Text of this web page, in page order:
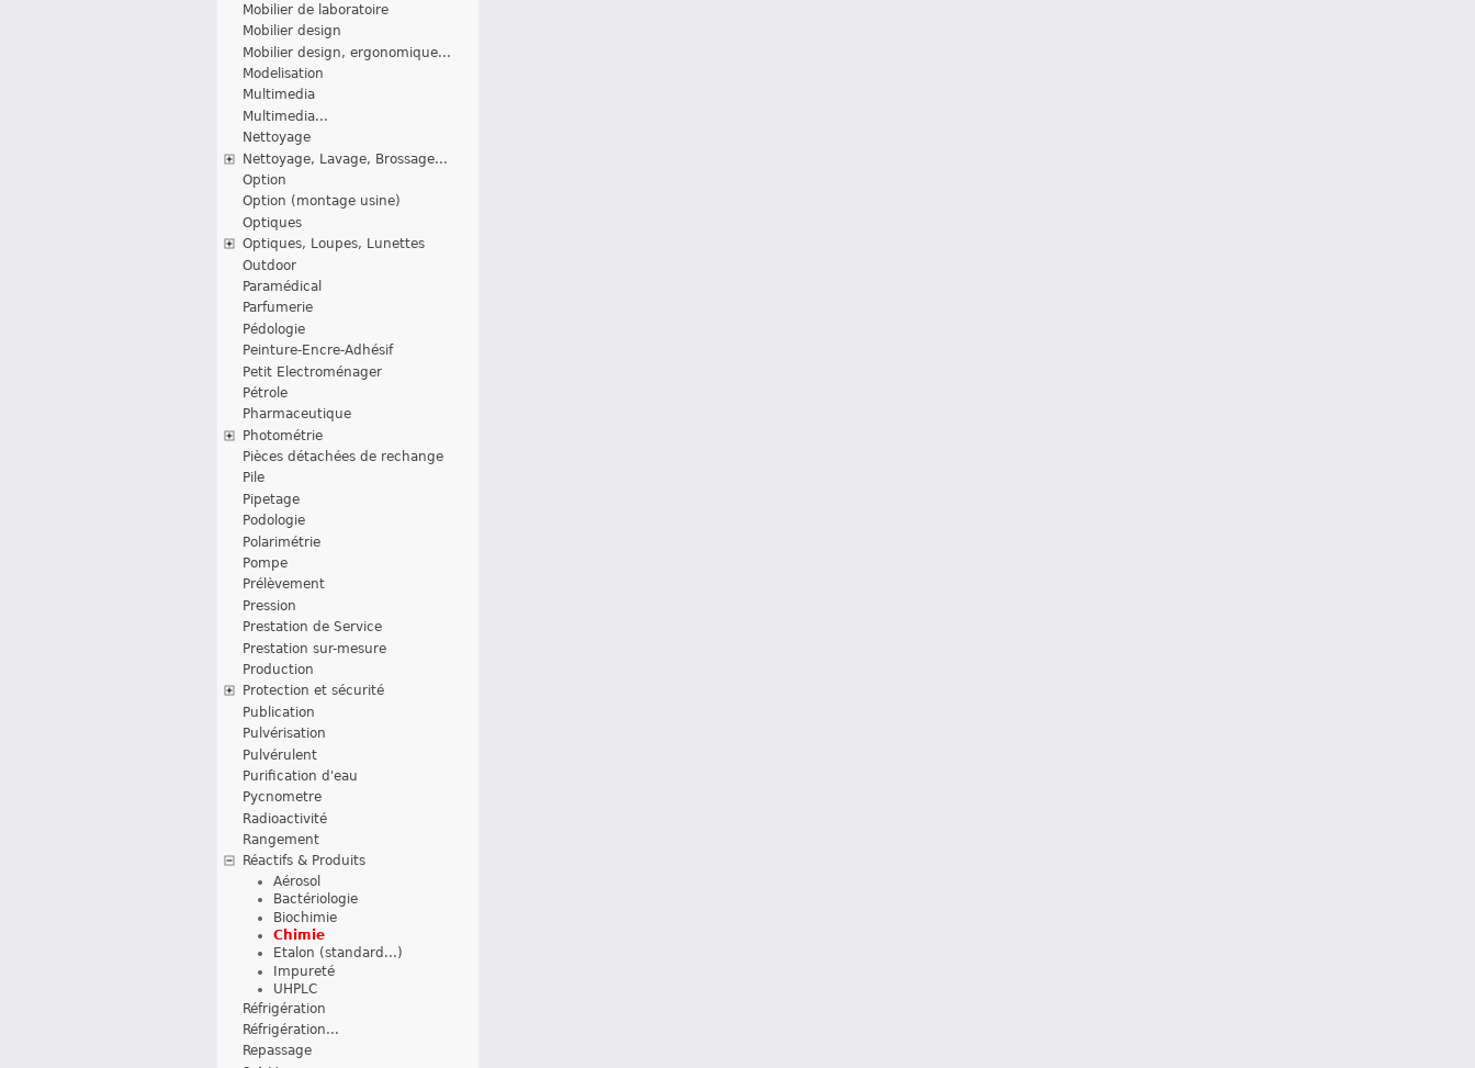
Mobilier de laboratoire
Mobilier design
Mobilier design, ergonomique...
Modelisation
Multimedia
Multimedia...
Nettoyage
Nettoyage, Lavage, Brossage...
Option
Option (montage usine)
Optiques
Optiques, Loupes, Lunettes
Outdoor
Paramédical
Parfumerie
Pédologie
Peinture-Encre-Adhésif
Petit Electroménager
Pétrole
Pharmaceutique
Photométrie
Pièces détachées de rechange
Pile
Pipetage
Podologie
Polarimétrie
Pompe
Prélèvement
Pression
Prestation de Service
Prestation sur-mesure
Production
Protection et sécurité
Publication
Pulvérisation
Pulvérulent
Purification d'eau
Pycnometre
Radioactivité
Rangement
Réactifs & Produits
Aérosol
Bactériologie
Biochimie
Chimie
Etalon (standard...)
Impureté
UHPLC
Réfrigération
Réfrigération...
Repassage